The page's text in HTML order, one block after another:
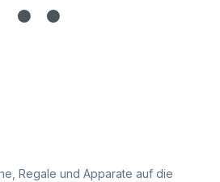
Regale und Apparate auf die